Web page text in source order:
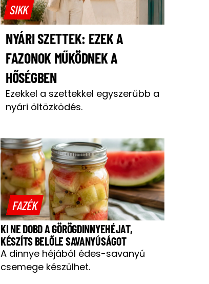
SIKK
NYÁRI SZETTEK: EZEK A
FAZONOK MŰKÖDNEK A
HŐSÉGBEN
Ezekkel a szettekkel egyszerűbb a
nyári öltözködés.
FAZÉK
KI NE DOBD A GÖRÖGDINNYEHÉJAT,
KÉSZÍTS BELŐLE SAVANYÚSÁGOT
A dinnye héjából édes-savanyú
csemege készülhet.